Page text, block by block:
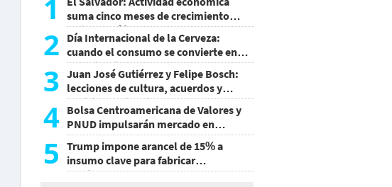
1
suma cinco meses de crecimiento
arriba de 4%
2 Día Internacional de la Cerveza:
cuando el consumo se convierte en
experiencia
3 Juan José Gutiérrez y Felipe Bosch:
lecciones de cultura, acuerdos y
decisiones sin miedo
4 Bolsa Centroamericana de Valores y
PNUD impulsarán mercado en
Honduras
5
Trump impone arancel de 15% a
insumo clave para fabricar
semiconductores y paneles